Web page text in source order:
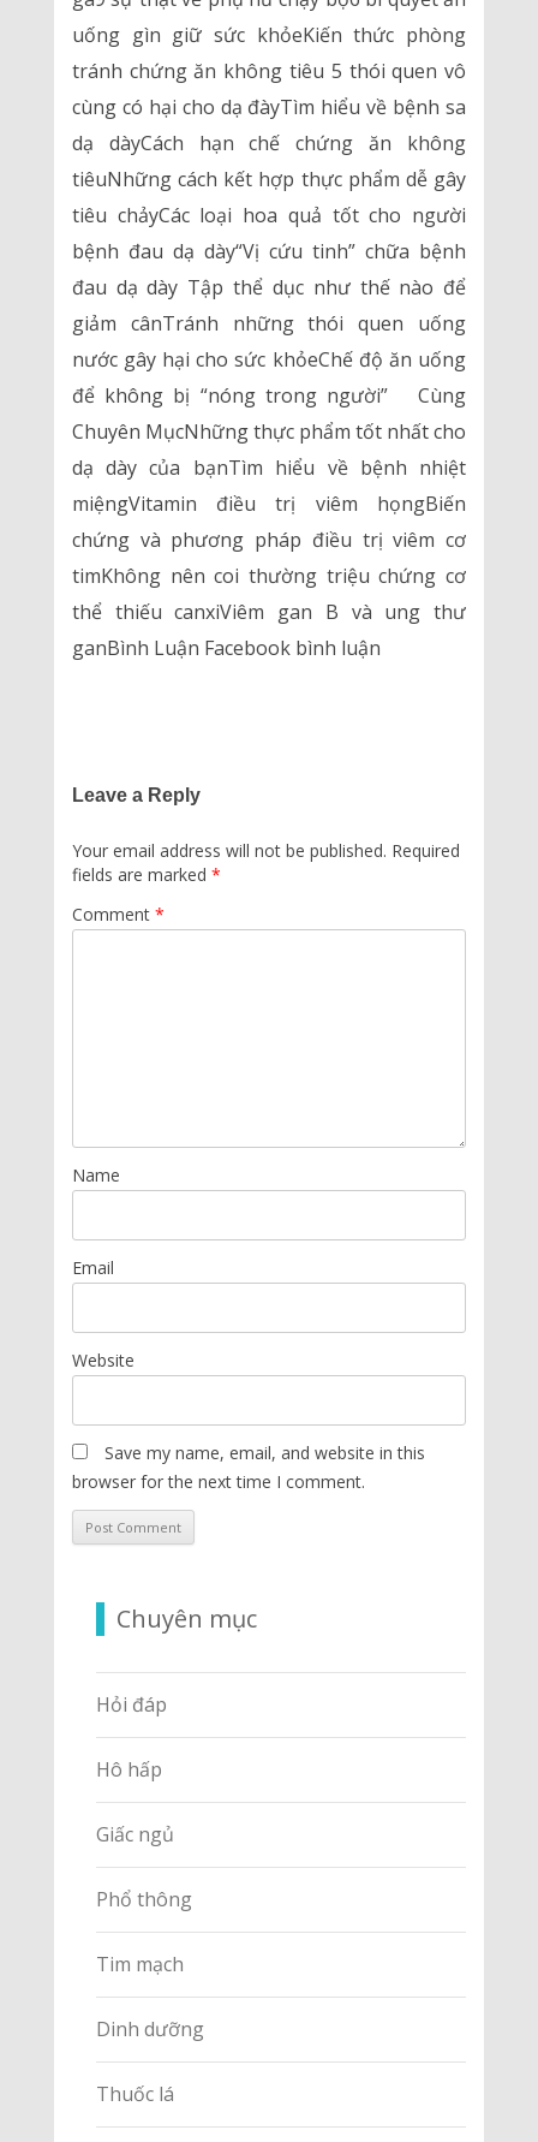
uống gìn giữ sức khỏeKiến thức phòng
tránh chứng ăn không tiêu 5 thói quen vô
cùng có hại cho dạ đàyTìm hiểu về bệnh sa
dạ dàyCách hạn chế chứng ăn không
tiêuNhững cách kết hợp thực phẩm dễ gây
tiêu chảyCác loại hoa quả tốt cho người
bệnh đau dạ dày“Vị cứu tinh” chữa bệnh
đau dạ dày Tập thể dục như thế nào để
giảm cânTránh những thói quen uống
nước gây hại cho sức khỏeChế độ ăn uống
để không bị “nóng trong người” Cùng
Chuyên MụcNhững thực phẩm tốt nhất cho
dạ dày của bạnTìm hiểu về bệnh nhiệt
miệngVitamin điều trị viêm họngBiến
chứng và phương pháp điều trị viêm cơ
timKhông nên coi thường triệu chứng cơ
thể thiếu canxiViêm gan B và ung thư
ganBình Luận Facebook bình luận
Leave a Reply
Your email address will not be published. Required
fields are marked *
Comment *
Name
Email
Website
Save my name, email, and website in this
browser for the next time I comment.
Chuyên mục
Hỏi đáp
Hô hấp
Giấc ngủ
Phổ thông
Tim mạch
Dinh dưỡng
Thuốc lá